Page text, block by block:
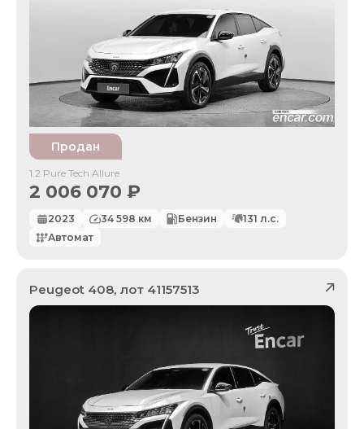
Продан
1.2 Pure Tech Allure
2 006 070 ₽
2023 34 598 км Бензин 131 л.с.
Автомат
Peugeot 408, лот 41157513